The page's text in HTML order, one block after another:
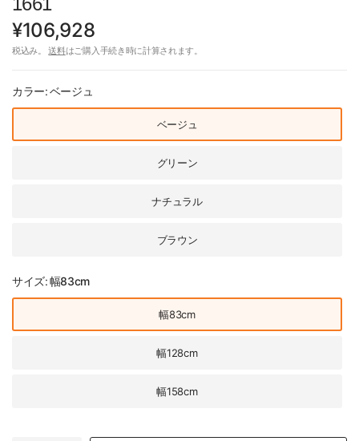
¥106,928
税込み。送料はご購入手続き時に計算されます。
カラー:ベージュ
ベージュ
グリーン
ナチュラル
ブラウン
サイズ:幅83cm
幅83cm
幅128cm
幅158cm